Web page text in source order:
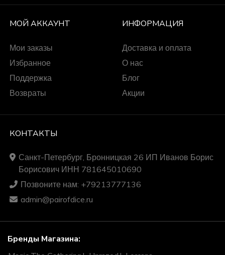
МОЙ АККАУНТ
Мои заказы
Избранное
Поддержка
Возвраты
ИНФОРМАЦИЯ
Доставка и оплата
О нас
Блог
Акции
КОНТАКТЫ
Санкт-Петербург, Бронницкая 26 ИП Иванов Борис
Борисович ИНН 781645010690
Позвоните нам: +79213777136
admin@pairofdice.ru
Бренды Магазина: